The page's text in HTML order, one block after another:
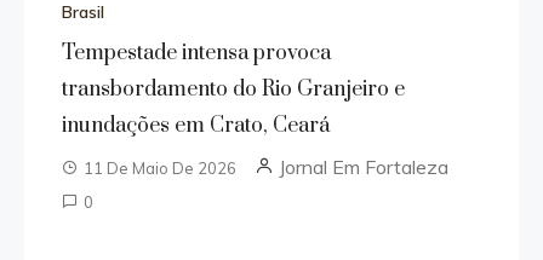
Brasil
Tempestade intensa provoca
transbordamento do Rio Granjeiro e
inundações em Crato, Ceará
11 De Maio De 2026 Jornal Em Fortaleza
0